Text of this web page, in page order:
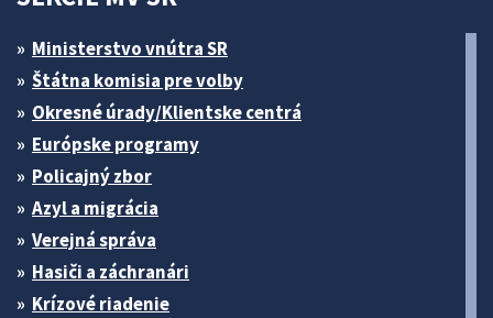
Ministerstvo vnútra SR
Štátna komisia pre volby
Okresné úrady/Klientske centrá
Európske programy
Policajný zbor
Azyl a migrácia
Verejná správa
Hasiči a záchranári
Krízové riadenie